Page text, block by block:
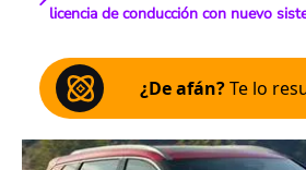
licencia de conducción con nuevo
¿De afán?Te lo